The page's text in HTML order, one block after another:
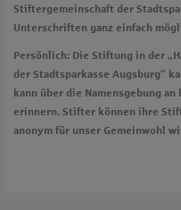
Stiftergemeinschaft der
Unterschriften ganz einfach
Persönlich: Die Stiftung in der
der Stadtsparkasse Augsburg“
kann über die Namensgebung
erinnern. Stifter können ihre
anonym für unser Gemeinwohl